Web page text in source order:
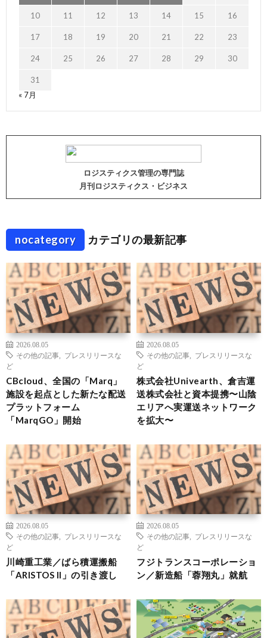
10 11 12 13 14 15 16
17 18 19 20 21 22 23
24 25 26 27 28 29 30
31
« 7月
ロジスティクス管理の専門誌
月刊ロジスティクス・ビジネス
nocategory カテゴリの最新記事
2026.08.05
その他の記事
プレスリリースな
ど
CBcloud、全国の「Marq」
施設を起点とした新たな配送
プラットフォーム
「MarqGO」開始
2026.08.05
その他の記事
プレスリリースな
ど
株式会社Univearth、倉吉運
送株式会社と資本提携〜山陰
エリアへ実運送ネットワーク
を拡大〜
2026.08.05
その他の記事
プレスリリースな
ど
川崎重工業／ばら積運搬船
「ARISTOS II」の引き渡し
2026.08.05
その他の記事
プレスリリースな
ど
フジトランスコーポレーショ
ン／新造船「蓉翔丸」就航